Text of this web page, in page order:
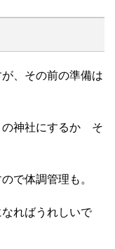
、その前の準備は
の神社にするか そ
で体調管理も。
ればうれしいで